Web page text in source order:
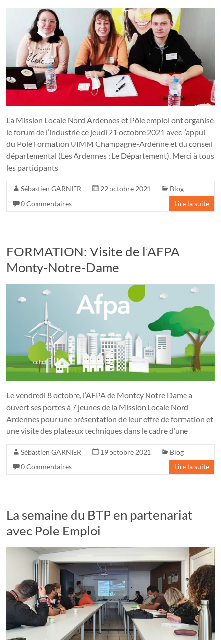
La Mission Locale Nord Ardennes et Pôle emploi ont organisé
le forum de l’industrie ce jeudi 21 octobre 2021 avec l’appui
du Pôle Formation UIMM Champagne-Ardenne et du conseil
départemental (Les Ardennes : Le Département). Merci à tous
les participants
Sébastien GARNIER 22 octobre 2021
Blog
0 Commentaires
Lire la suite
FORMATION: Visite de l’AFPA
Monty-Notre-Dame
Le vendredi 8 octobre, l’AFPA de Montcy Notre Dame a
ouvert ses portes à 7 jeunes de la Mission Locale Nord
Ardennes pour une présentation de leur offre de formation et
une visite des plateaux techniques dans le cadre d’une
Sébastien GARNIER 19 octobre 2021
Blog
0 Commentaires
Lire la suite
La semaine du BTP en partenariat
avec Pole Emploi